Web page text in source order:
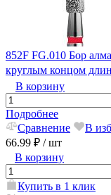
852F FG.010 Бор
круглым концом
В корзину
Подробнее
Сравнение
В
66.99 ₽ / шт
В корзину
Купить в 1 клик